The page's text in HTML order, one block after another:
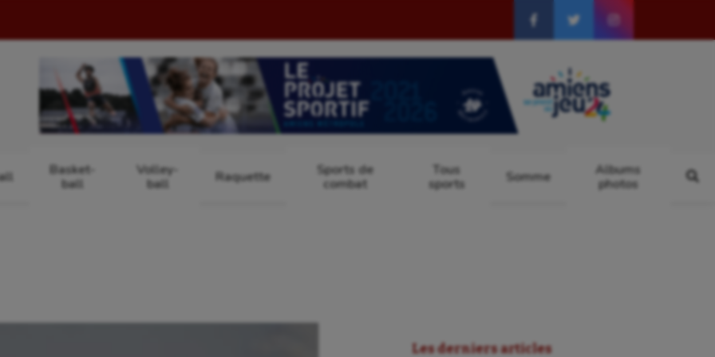
Basket-
ball
Volley-
ball
Raquette
Sports de
combat
Tous
sports
Somme
Albums
photos
Les derniers articles